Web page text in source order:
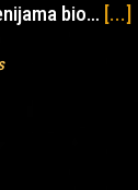
bio… [...]